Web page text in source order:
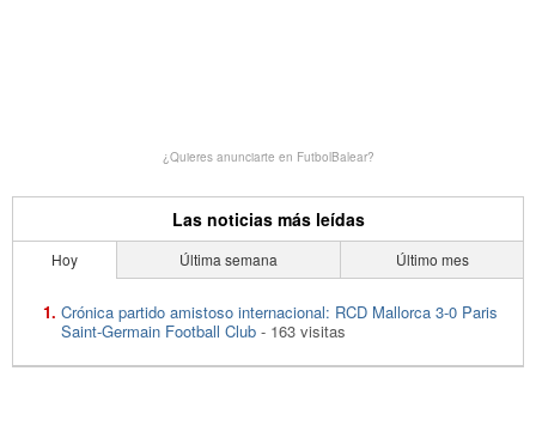
¿Quieres anunciarte en FutbolBalear?
Las noticias más leídas
Hoy Última semana Último mes
Crónica partido amistoso internacional: RCD Mallorca 3-0 Paris
Saint-Germain Football Club - 163 visitas